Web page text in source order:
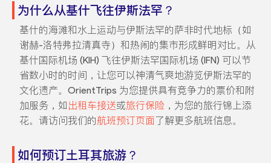
为什么从基什飞往伊斯法罕？
基什的海滩和水上运动与伊斯法罕的萨非时代地标（如
谢赫-洛特弗拉清真寺）和热闹的集市形成鲜明对比。从
基什国际机场 (KIH) 飞往伊斯法罕国际机场 (IFN) 可以节
省数小时的时间，让您可以神清气爽地游览伊斯法罕的
文化遗产。OrientTrips 为您提供具有竞争力的票价和附
加服务，如 出租车接送或旅行保险，为您的旅行锦上添
花。请访问我们的航班预订页面了解更多航班信息。
如何预订土耳其旅游？